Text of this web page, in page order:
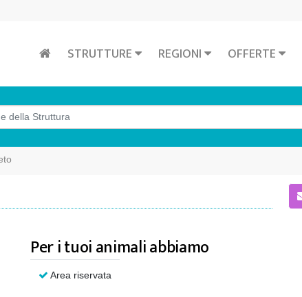
STRUTTURE REGIONI OFFERTE
Per i tuoi animali abbiamo
Area riservata